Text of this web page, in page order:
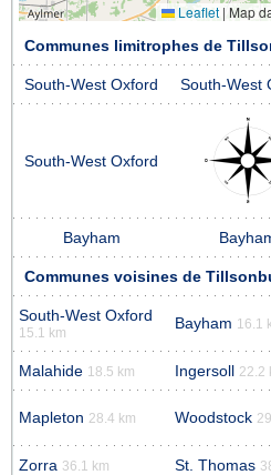
Leaflet | Map
Communes limitrophes de
South-West Oxford South-West
South-West Oxford
Bayham
Communes voisines de
South-West Oxford
15.1 km
Bayham 16.1
Malahide 18.5 km Ingersoll 22.2
Mapleton 28.4 km Woodstock
Zorra 36.1 km St. Thomas